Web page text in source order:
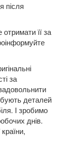
keyboard_arrow_down
після
її за
за
деталей
І зробимо
днів.